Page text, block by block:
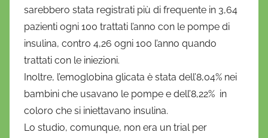
sarebbero stata registrati più di frequente in 3,64
pazienti ogni 100 trattati l’anno con le pompe di
insulina, contro 4,26 ogni 100 l’anno quando
trattati con le iniezioni.
Inoltre, l’emoglobina glicata è stata dell’8,04% nei
bambini che usavano le pompe e dell’8,22% in
coloro che si iniettavano insulina.
Lo studio, comunque, non era un trial per